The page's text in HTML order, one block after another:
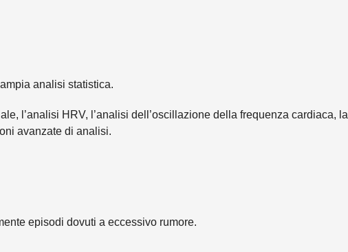
analisi statistica.
l’analisi HRV, l’analisi dell’oscillazione della frequenza cardiaca, la
avanzate di analisi.
episodi dovuti a eccessivo rumore.